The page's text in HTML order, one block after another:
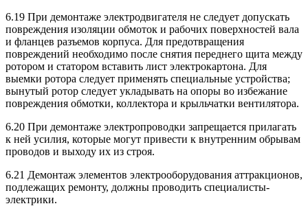
6.19 При демонтаже электродвигателя не следует допускать
повреждения изоляции обмоток и рабочих поверхностей вала
и фланцев разъемов корпуса. Для предотвращения
повреждений необходимо после снятия переднего щита между
ротором и статором вставить лист электрокартона. Для
выемки ротора следует применять специальные устройства;
вынутый ротор следует укладывать на опоры во избежание
повреждения обмотки, коллектора и крыльчатки вентилятора.
6.20 При демонтаже электропроводки запрещается прилагать
к ней усилия, которые могут привести к внутренним обрывам
проводов и выходу их из строя.
6.21 Демонтаж элементов электрооборудования аттракционов,
подлежащих ремонту, должны проводить специалисты-
электрики.